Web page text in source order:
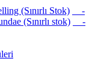
(Sınırlı Stok)
-
(Sınırlı stok)
-